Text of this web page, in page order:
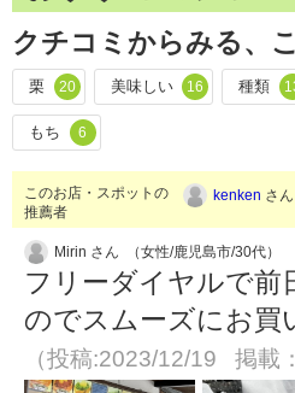
クチコミからみる、
栗 20 美味しい 16 種類
もち 6
このお店・スポットの
推薦者
kenken さ
Mirin さん （女性/鹿児島市/30代）
フリーダイヤルで前
のでスムーズにお買
（投稿:2023/12/19 掲載